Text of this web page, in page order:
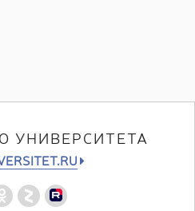
УНИВЕРСИТЕТА